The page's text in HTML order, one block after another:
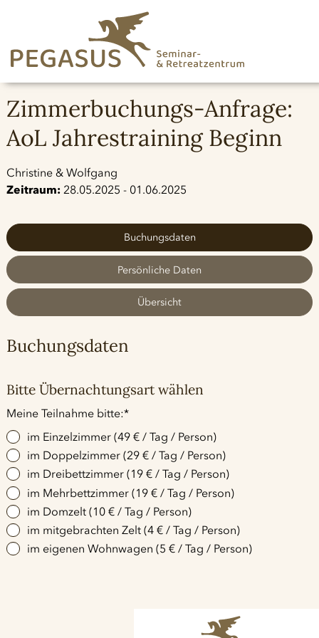
Zimmerbuchungs-Anfrage:
AoL Jahrestraining Beginn
Christine & Wolfgang
Zeitraum:28.05.2025 - 01.06.2025
Buchungsdaten
Persönliche Daten
Übersicht
Buchungsdaten
Bitte Übernachtungsart wählen
Pflichtfeld
Meine Teilnahme bitte:*
im Einzelzimmer (49 € / Tag / Person)
im Doppelzimmer (29 € / Tag / Person)
im Dreibettzimmer (19 € / Tag / Person)
im Mehrbettzimmer (19 € / Tag / Person)
im Domzelt (10 € / Tag / Person)
im mitgebrachten Zelt (4 € / Tag / Person)
im eigenen Wohnwagen (5 € / Tag / Person)